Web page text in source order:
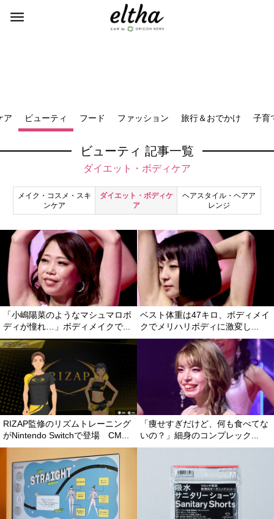
ア ビューティ フード ファッション 旅行＆おでかけ 子育
ビューティ 記事一覧
ダイエット・ボディケア
メイク・コスメ・スキ
ンケア
ダイエット・ボディケ
ア
ヘアスタイル・ヘアア
レンジ
「小嶋陽菜のようなマシュマロボ
ディが憧れ…」ボディメイクで...
ベスト体重は47キロ、ボディメイ
クでメリハリボディに激変し...
RIZAP監修のリズムトレーニング
がNintendo Switchで登場 CM...
「痩せすぎだけど、何も食べてな
いの？」細身のコンプレック...